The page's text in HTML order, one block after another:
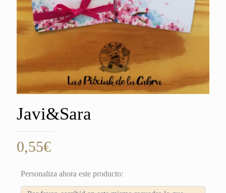
Javi&Sara
0,55€
Personaliza ahora este producto: